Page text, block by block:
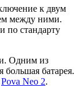
к двум
между ними.
по стандарту
Одним из
батарея.
Pova Neo 2.